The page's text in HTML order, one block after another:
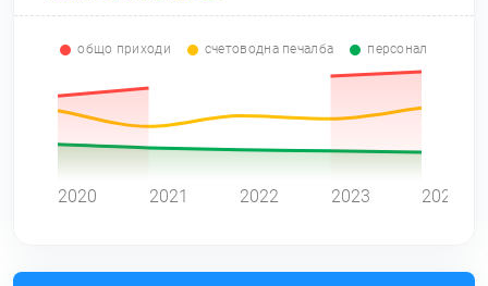
общо приходи счетоводна печалба персонал
2020 2021 2022 2023 2024